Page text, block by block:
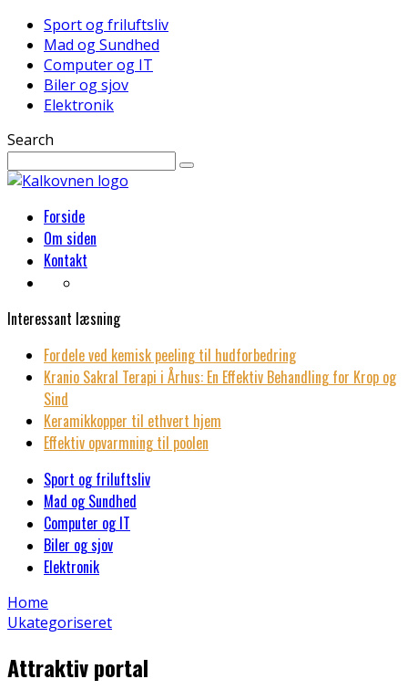
Sport og friluftsliv
Mad og Sundhed
Computer og IT
Biler og sjov
Elektronik
Search
Forside
Om siden
Kontakt
Interessant læsning
Fordele ved kemisk peeling til hudforbedring
Kranio Sakral Terapi i Århus: En Effektiv Behandling for Krop og
Sind
Keramikkopper til ethvert hjem
Effektiv opvarmning til poolen
Sport og friluftsliv
Mad og Sundhed
Computer og IT
Biler og sjov
Elektronik
Home
Ukategoriseret
Attraktiv portal